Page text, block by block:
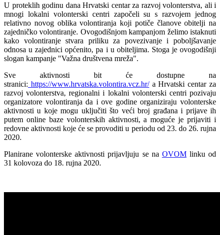
U proteklih godinu dana Hrvatski centar za razvoj volonterstva, ali i
mnogi lokalni volonterski centri započeli su s razvojem jednog
relativno novog oblika volontiranja koji potiče članove obitelji na
zajedničko volontiranje. Ovogodišnjom kampanjom želimo istaknuti
kako volontiranje stvara priliku za povezivanje i poboljšavanje
odnosa u zajednici općenito, pa i u obiteljima. Stoga je ovogodišnji
slogan kampanje "Važna društvena mreža".
Sve aktivnosti bit će dostupne na
stranici: https://www.hrvatska.volontira.vcz.hr/a Hrvatski centar za
razvoj volonterstva, regionalni i lokalni volonterski centri pozivaju
organizatore volontiranja da i ove godine organiziraju volonterske
aktivnosti u koje mogu uključiti što veći broj građana i prijave ih
putem online baze volonterskih aktivnosti, a moguće je prijaviti i
redovne aktivnosti koje će se provoditi u periodu od 23. do 26. rujna
2020.
Planirane volonterske aktivnosti prijavljuju se na OVOMlinku od
31 kolovoza do 18. rujna 2020.